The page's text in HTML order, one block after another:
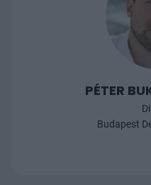
PÉTER
Budapest